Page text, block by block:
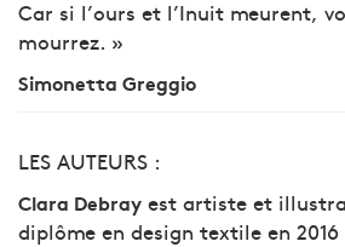
Car si l’ours et l’Inuit meurent,
mourrez. »
Simonetta Greggio
LES AUTEURS :
Clara Debray est artiste et
diplôme en design textile en 2016